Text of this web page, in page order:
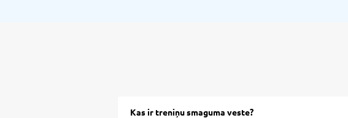
Kas ir treniņu smaguma veste?